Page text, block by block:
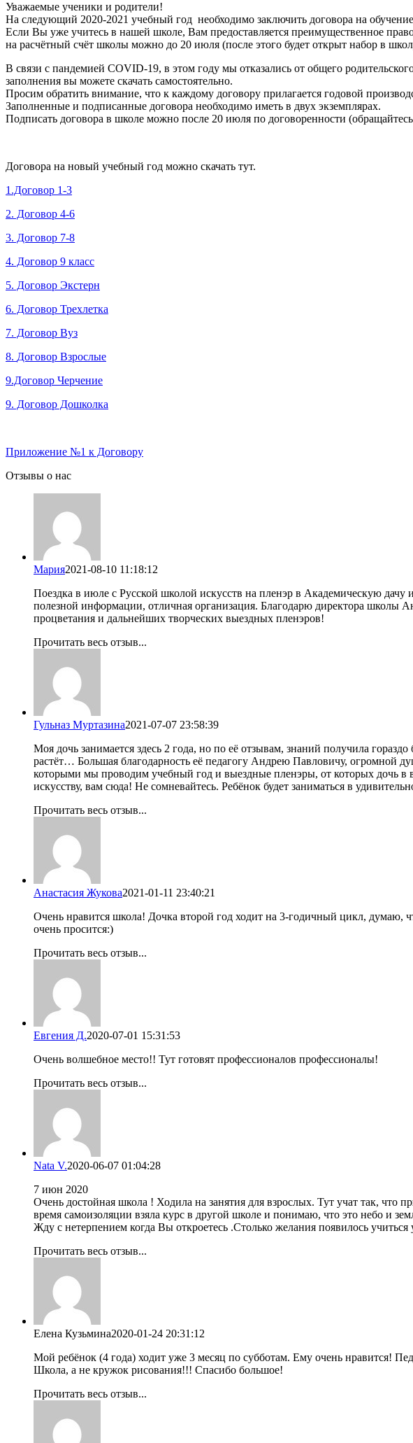
Уважаемые ученики и родители!
На следующий 2020-2021 учебный год необходимо заключить договора на
Если Вы уже учитесь в нашей школе, Вам предоставляется преимущественное
на расчётный счёт школы можно до 20 июля (после этого будет открыт набор в
В связи с пандемией COVID-19, в этом году мы отказались от общего
заполнения вы можете скачать самостоятельно.
Просим обратить внимание, что к каждому договору прилагается годовой
Заполненные и подписанные договора необходимо иметь в двух экземплярах.
Подписать договора в школе можно после 20 июля по договоренности
Договора на новый учебный год можно скачать тут.
1.Договор 1-3
2. Договор 4-6
3. Договор 7-8
4. Договор 9 класс
5. Договор Экстерн
6. Договор Трехлетка
7. Договор Вуз
8. Договор Взрослые
9.Договор Черчение
9. Договор Дошколка
Приложение №1 к Договору
Отзывы о нас
Мария2021-08-10 11:18:12
Поездка в июле с Русской школой искусств на пленэр в Академическую
полезной информации, отличная организация. Благодарю директора школы
процветания и дальнейших творческих выездных пленэров!
Прочитать весь отзыв...
Гульназ Муртазина2021-07-07 23:58:39
Моя дочь занимается здесь 2 года, но по её отзывам, знаний получила
растёт… Большая благодарность её педагогу Андрею Павловичу, огромной
которыми мы проводим учебный год и выездные пленэры, от которых дочь в
искусству, вам сюда! Не сомневайтесь. Ребёнок будет заниматься в
Прочитать весь отзыв...
Анастасия Жукова2021-01-11 23:40:21
Очень нравится школа! Дочка второй год ходит на 3-годичный цикл, думаю,
очень просится:)
Прочитать весь отзыв...
Евгения Д.2020-07-01 15:31:53
Очень волшебное место!! Тут готовят профессионалов профессионалы!
Прочитать весь отзыв...
Nata V.2020-06-07 01:04:28
7 июн 2020
Очень достойная школа ! Ходила на занятия для взрослых. Тут учат так, что
время самоизоляции взяла курс в другой школе и понимаю, что это небо и
Жду с нетерпением когда Вы откроетесь .Столько желания появилось
Прочитать весь отзыв...
Елена Кузьмина2020-01-24 20:31:12
Мой ребёнок (4 года) ходит уже 3 месяц по субботам. Ему очень нравится!
Школа, а не кружок рисования!!! Спасибо большое!
Прочитать весь отзыв...